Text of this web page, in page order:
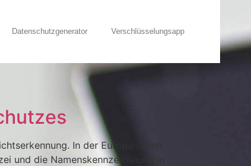
Datenschutzgenerator Verschlüsselungsapp
In der Europäischen
und die Namenskennzeichnung in